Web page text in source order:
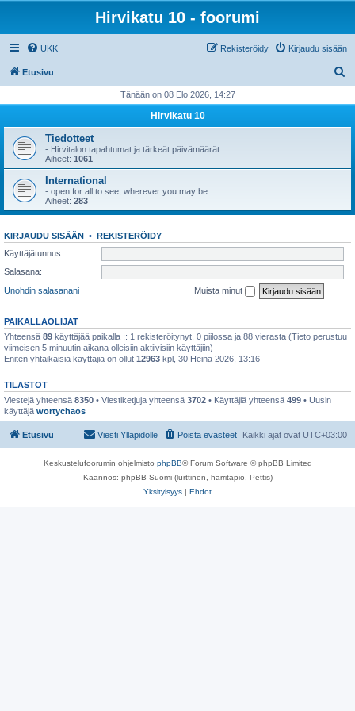
Hirvikatu 10 - foorumi
UKK Kirjaudu sisään
Rekisteröidy
Etusivu
i
Tänään on 08 Elo 2026, 14:27
Hirvikatu 10
Tiedotteet
- Hirvitalon tapahtumat ja tärkeät päivämäärät
Aiheet: 1061
International
- open for all to see, wherever you may be
Aiheet: 283
KIRJAUDU SISÄÄN • REKISTERÖIDY
Käyttäjätunnus:
Salasana:
Unohdin salasanani
Muista minut
PAIKALLAOLIJAT
Yhteensä 89 käyttäjää paikalla :: 1 rekisteröitynyt, 0 piilossa ja 88 vierasta (Tieto perustuu
viimeisen 5 minuutin aikana olleisiin aktiivisiin käyttäjiin)
Eniten yhtaikaisia käyttäjiä on ollut 12963 kpl, 30 Heinä 2026, 13:16
TILASTOT
Viestejä yhteensä 8350 • Viestiketjuja yhteensä 3702 • Käyttäjiä yhteensä 499 • Uusin
käyttäjä wortychaos
Etusivu Kaikki ajat ovat UTC+03:00
Poista evästeet
Viesti Ylläpidolle
Keskustelufoorumin ohjelmisto phpBB® Forum Software © phpBB Limited
Käännös: phpBB Suomi (lurttinen, harritapio, Pettis)
Yksityisyys | Ehdot